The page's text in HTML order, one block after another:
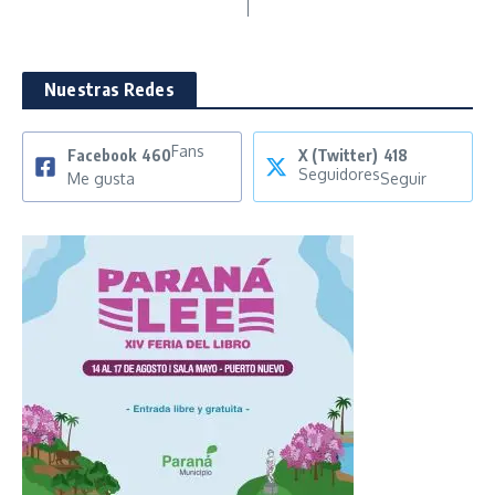
Nuestras Redes
Facebook 460Fans
Me gusta
X (Twitter) 418
SeguidoresSeguir